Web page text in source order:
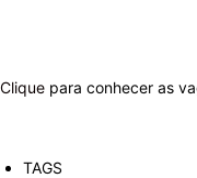
Clique para conhecer as
TAGS